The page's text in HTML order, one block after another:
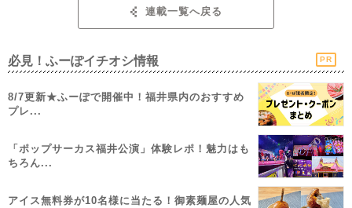
連載一覧へ戻る
必見！ふーぽイチオシ情報 PR
8/7更新★ふーぽで開催中！福井県内のおすすめ
プレ...
「ポップサーカス福井公演」体験レポ！魅力はも
ちろん...
アイス無料券が10名様に当たる！御素麺屋の人気